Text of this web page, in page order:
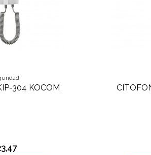
304 KOCOM